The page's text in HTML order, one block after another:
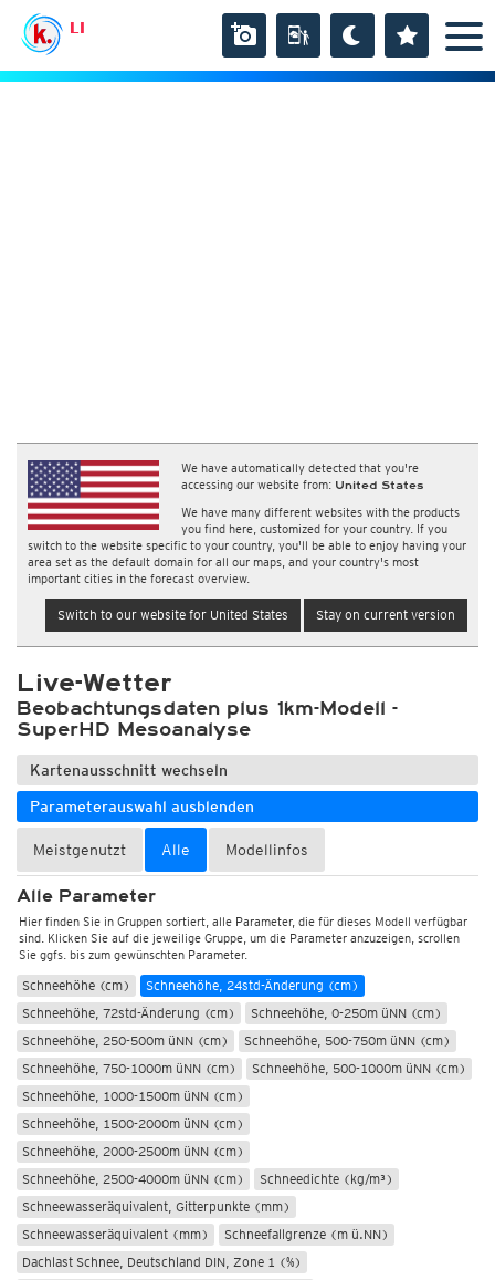
LI
We have automatically detected that you're
accessing our website from: United States
We have many different websites with the products
you find here, customized for your country. If you
switch to the website specific to your country, you'll be able to enjoy having your
area set as the default domain for all our maps, and your country's most
important cities in the forecast overview.
Switch to our website for United States Stay on current version
Live-Wetter
Beobachtungsdaten plus 1km-Modell -
SuperHD Mesoanalyse
Kartenausschnitt wechseln
Parameterauswahl ausblenden
Meistgenutzt Alle Modellinfos
Alle Parameter
Hier finden Sie in Gruppen sortiert, alle Parameter, die für dieses Modell verfügbar
sind. Klicken Sie auf die jeweilige Gruppe, um die Parameter anzuzeigen, scrollen
Sie ggfs. bis zum gewünschten Parameter.
Wetter, Luftdruck
Wärmefluss, Feuchtefluss, Verdunstung
Grundschicht-Check (10-2000m)
Windböen, Windmittel, Windrichtung
Wolken, Sonnenschein, Globalstrahlung
Niederschlag: Regen, Schnee, Graupel/Hagel
Niederschlagssumme, 1std (mm)
Niederschlagssumme, 1std (Schnee) (mm)
Niederschlagssumme, 6std (mm)
Niederschlagssumme, 6std (Schnee) (mm)
Niederschlagssumme (mm)
Niederschlagssumme (Schnee) (mm)
Schneehöhe (cm)
Schneehöhe, 24std-Änderung (cm)
Schneehöhe, 72std-Änderung (cm)
Schneehöhe, 0-250m üNN (cm)
Schneehöhe, 250-500m üNN (cm)
Schneehöhe, 500-750m üNN (cm)
Schneehöhe, 750-1000m üNN (cm)
Schneehöhe, 500-1000m üNN (cm)
Schneehöhe, 1000-1500m üNN (cm)
Schneehöhe, 1500-2000m üNN (cm)
Schneehöhe, 2000-2500m üNN (cm)
Schneehöhe, 2500-4000m üNN (cm)
Schneedichte (kg/m³)
Schneewasseräquivalent, Gitterpunkte (mm)
Schneewasseräquivalent (mm)
Schneefallgrenze (m ü.NN)
Dachlast Schnee, Deutschland DIN, Zone 1 (%)